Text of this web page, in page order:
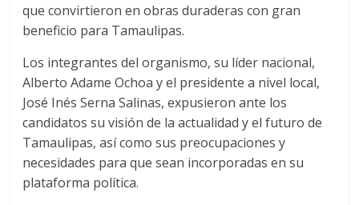
que convirtieron en obras duraderas con gran
beneficio para Tamaulipas.
Los integrantes del organismo, su líder nacional,
Alberto Adame Ochoa y el presidente a nivel local,
José Inés Serna Salinas, expusieron ante los
candidatos su visión de la actualidad y el futuro de
Tamaulipas, así como sus preocupaciones y
necesidades para que sean incorporadas en su
plataforma política.